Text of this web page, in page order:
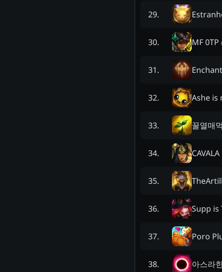
29.
30. MF 0TP
31.
32. Ashe is
33. 꿀열매
34.
35.
36. Supp is
37. Poro
38. 아스라